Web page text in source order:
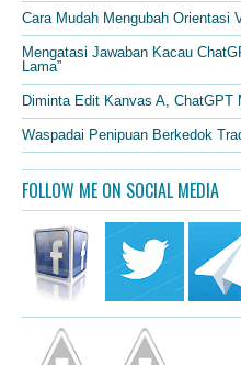
Cara Mudah Mengubah Orientasi
Mengatasi Jawaban Kacau
Lama”
Diminta Edit Kanvas A, ChatGPT
Waspadai Penipuan Berkedok
FOLLOW ME ON SOCIAL MEDIA